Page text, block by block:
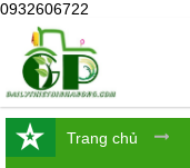
0932606722
Trang chủ